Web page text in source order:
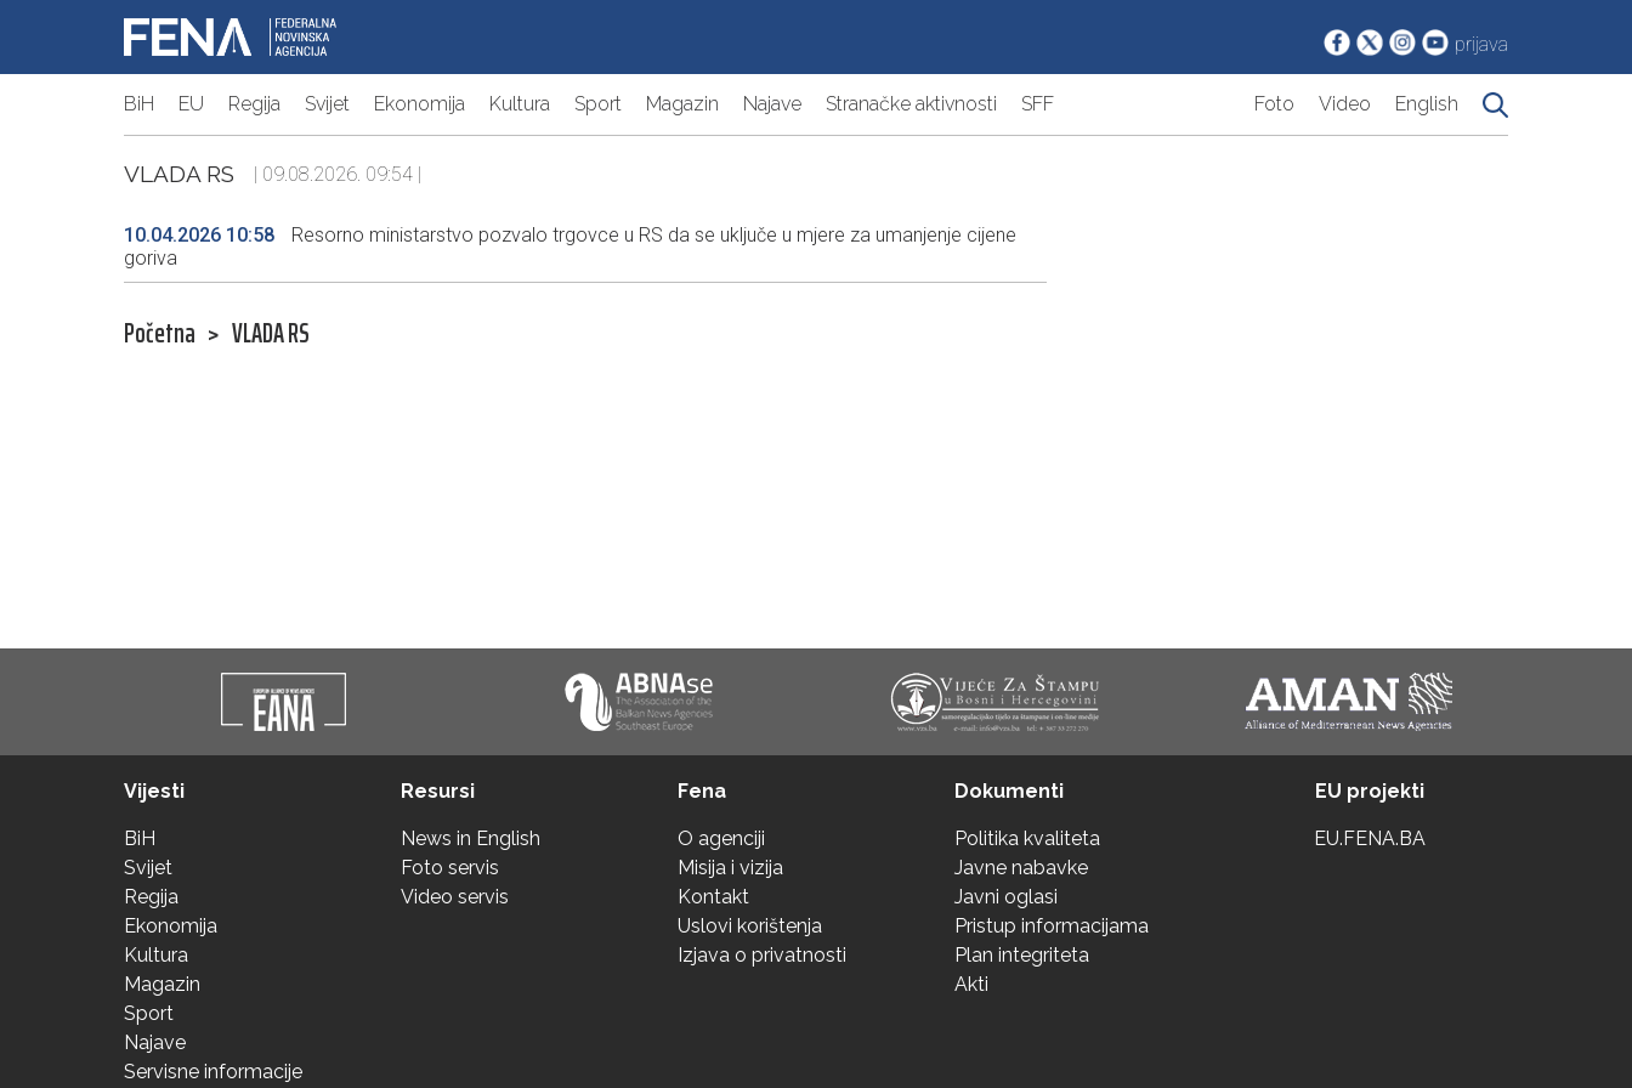
prijava
BiH EU Regija Svijet Ekonomija Kultura Sport Magazin Najave Stranačke aktivnosti SFF Foto Video English
VLADA RS | 09.08.2026. 09:54 |
10.04.2026 10:58
Resorno ministarstvo pozvalo trgovce u RS da se uključe u mjere za umanjenje cijene
goriva
Početna > VLADA RS
Vijesti
BiH
Svijet
Regija
Ekonomija
Kultura
Magazin
Sport
Najave
Servisne informacije
Resursi
News in English
Foto servis
Video servis
Fena
O agenciji
Misija i vizija
Kontakt
Uslovi korištenja
Izjava o privatnosti
Dokumenti
Politika kvaliteta
Javne nabavke
Javni oglasi
Pristup informacijama
Plan integriteta
Akti
EU projekti
EU.FENA.BA